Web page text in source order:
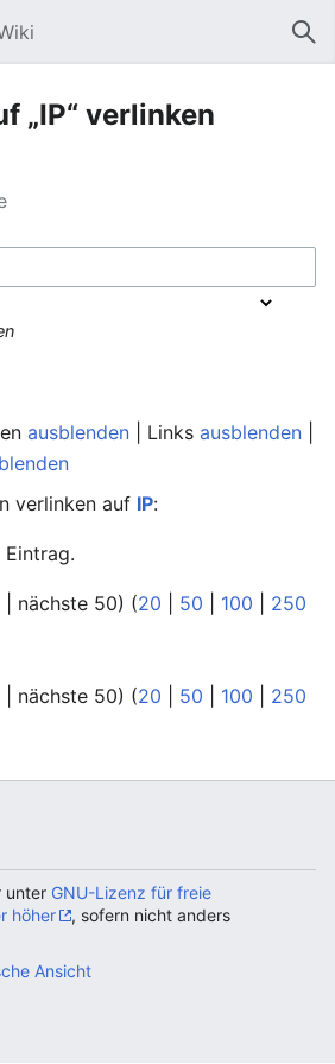
„IP“ verlinken
ausblenden | Links ausblenden
verlinken auf IP:
nächste 50) (20 50 100
250
nächste 50) (20 50 100
250
unter GNU-Lizenz für freie
höher
, sofern nicht anders
Ansicht